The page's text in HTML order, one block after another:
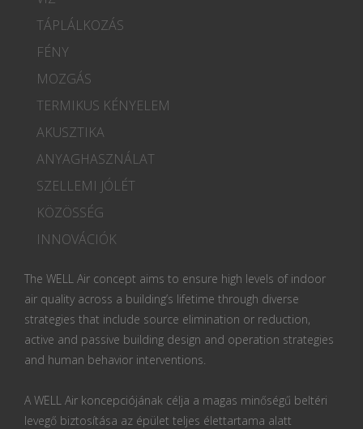
TÁPLÁLKOZÁS
FÉNY
MOZGÁS
TERMIKUS KÉNYELEM
AKUSZTIKA
ANYAGHASZNÁLAT
SZELLEMI JÓLÉT
KÖZÖSSÉG
INNOVÁCIÓK
The WELL Air concept aims to ensure high levels of indoor
air quality across a building’s lifetime through diverse
strategies that include source elimination or reduction,
active and passive building design and operation strategies
and human behavior interventions.
A WELL Air koncepciójának célja a magas minőségű beltéri
levegő biztosítása az épület teljes élettartama alatt